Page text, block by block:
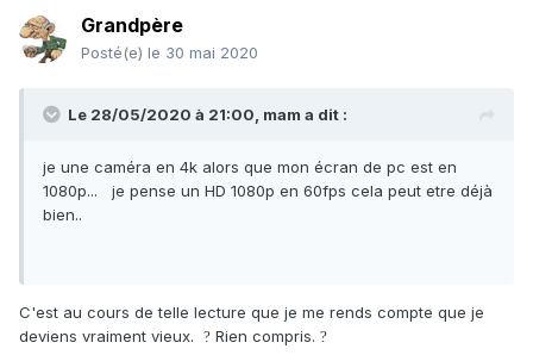
Grandpère
Posté(e) le 30 mai 2020
Le 28/05/2020 à 21:00, mam a dit :
je une caméra en 4k alors que mon écran de pc est en
1080p... je pense un HD 1080p en 60fps cela peut etre déjà
bien..
C'est au cours de telle lecture que je me rends compte que je
deviens vraiment vieux. ? Rien compris. ?